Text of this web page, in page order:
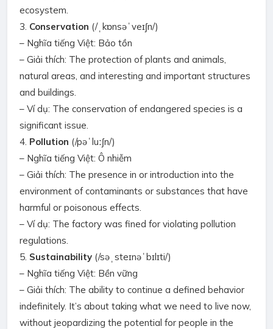
ecosystem.
3. Conservation (/ˌkɒnsəˈveɪʃn/)
– Nghĩa tiếng Việt: Bảo tồn
– Giải thích: The protection of plants and animals,
natural areas, and interesting and important structures
and buildings.
– Ví dụ: The conservation of endangered species is a
significant issue.
4. Pollution (/pəˈluːʃn/)
– Nghĩa tiếng Việt: Ô nhiễm
– Giải thích: The presence in or introduction into the
environment of contaminants or substances that have
harmful or poisonous effects.
– Ví dụ: The factory was fined for violating pollution
regulations.
5. Sustainability (/səˌsteɪnəˈbɪlɪti/)
– Nghĩa tiếng Việt: Bền vững
– Giải thích: The ability to continue a defined behavior
indefinitely. It’s about taking what we need to live now,
without jeopardizing the potential for people in the